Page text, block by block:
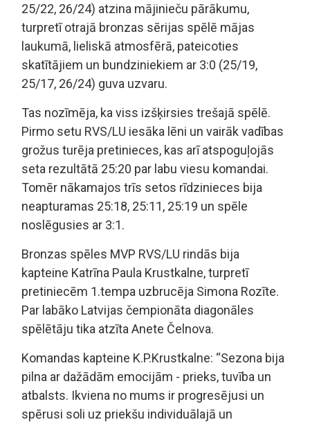
25/22, 26/24) atzina mājinieču pārākumu,
turpretī otrajā bronzas sērijas spēlē mājas
laukumā, lieliskā atmosfērā, pateicoties
skatītājiem un bundziniekiem ar 3:0 (25/19,
25/17, 26/24) guva uzvaru.
Tas nozīmēja, ka viss izšķirsies trešajā spēlē.
Pirmo setu RVS/LU iesāka lēni un vairāk vadības
grožus turēja pretinieces, kas arī atspoguļojās
seta rezultātā 25:20 par labu viesu komandai.
Tomēr nākamajos trīs setos rīdzinieces bija
neapturamas 25:18, 25:11, 25:19 un spēle
noslēgusies ar 3:1.
Bronzas spēles MVP RVS/LU rindās bija
kapteine Katrīna Paula Krustkalne, turpretī
pretiniecēm 1.tempa uzbrucēja Simona Rozīte.
Par labāko Latvijas čempionāta diagonāles
spēlētāju tika atzīta Anete Čelnova.
Komandas kapteine K.P.Krustkalne: “Sezona bija
pilna ar dažādām emocijām - prieks, tuvība un
atbalsts. Ikviena no mums ir progresējusi un
spērusi soli uz priekšu individuālajā un